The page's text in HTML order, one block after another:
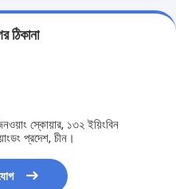
ঠিকানা
স্কোয়ার, ১৩২ ইয়িংবিন
প্রদেশ, চীন।